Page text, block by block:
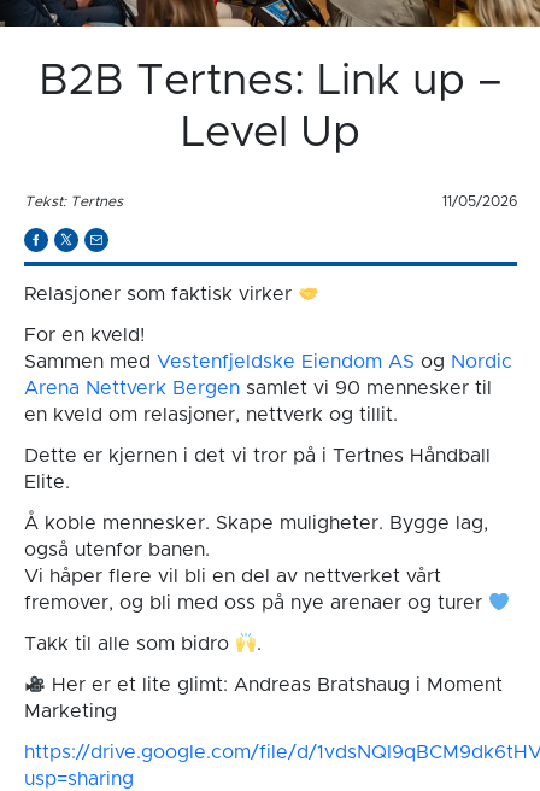
B2B Tertnes: Link up –
Level Up
Tekst: Tertnes 11/05/2026
Relasjoner som faktisk virker
For en kveld!
Sammen med Vestenfjeldske Eiendom AS og Nordic
Arena Nettverk Bergensamlet vi 90 mennesker til
en kveld om relasjoner, nettverk og tillit.
Dette er kjernen i det vi tror på i Tertnes Håndball
Elite.
Å koble mennesker. Skape muligheter. Bygge lag,
også utenfor banen.
Vi håper flere vil bli en del av nettverket vårt
fremover, og bli med oss på nye arenaer og turer
Takk til alle som bidro .
Her er et lite glimt: Andreas Bratshaug i Moment
Marketing
https://drive.google.com/file/d/
usp=sharing